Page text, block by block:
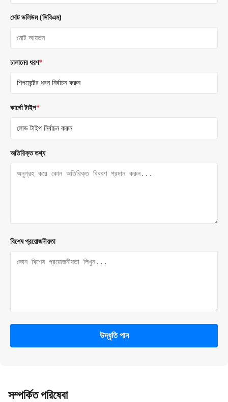
মোট ভলিউম (সিবিএম)
চালানের ধরণ*
কার্গো টাইপ*
অতিরিক্ত তথ্য
বিশেষ প্রয়োজনীয়তা
উদ্ধৃতি পান
সম্পর্কিত পরিষেবা